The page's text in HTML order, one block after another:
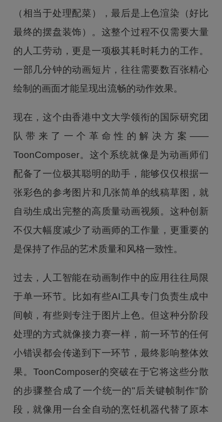
（相当于处理配菜），最后是上色渲染（好比
最终的摆盘装饰）。这整个过程不仅需要大量
的人工劳动，更是一项极其耗时耗力的工作。
一部几分钟的动画短片，往往需要数百张精心
绘制的画面才能呈现出流畅的动作效果。
现在，这个由香港中文大学领衔的国际研究团
队带来了一个革命性的解决方案——
ToonComposer。这个系统就像是为动画师们
配备了一位极其聪明的助手，能够仅仅根据一
张彩色的参考图片和几张简单的线稿草图，就
自动生成出完整的高质量动画视频。这种创新
不仅大幅度减少了动画师的工作量，更重要的
是保持了作品的艺术质量和风格一致性。
过去，人工智能在动画制作中的应用往往局限
于单一环节。比如有些AI工具专门负责生成中
间帧，有些则专注于图片上色。但这种分阶段
处理的方式就像接力赛一样，前一环节的任何
小错误都会传递到下一环节，最终影响整体效
果。ToonComposer的突破在于它将这些分散
的步骤整合成了一个统一的"后关键帧制作"阶
段，就像用一台全自动的烹饪机器代替了原本